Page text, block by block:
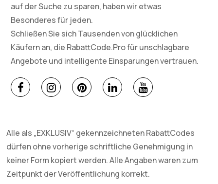
auf der Suche zu sparen, haben wir etwas
Besonderes für jeden.
Schließen Sie sich Tausenden von glücklichen
Käufern an, die RabattCode.Pro für unschlagbare
Angebote und intelligente Einsparungen vertrauen.
Alle als „EXKLUSIV“ gekennzeichneten RabattCodes
dürfen ohne vorherige schriftliche Genehmigung in
keiner Form kopiert werden. Alle Angaben waren zum
Zeitpunkt der Veröffentlichung korrekt.